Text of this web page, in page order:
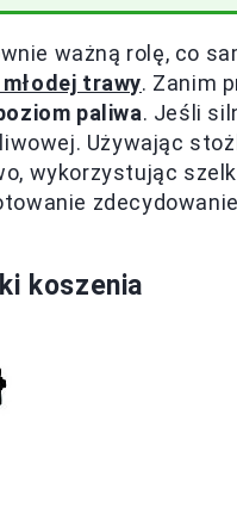
ważną rolę, co
trawy. Zanim
paliwa. Jeśli
Używając
wykorzystując
koszenia